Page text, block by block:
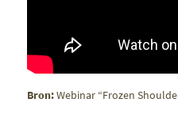
Bron:Webinar “Frozen